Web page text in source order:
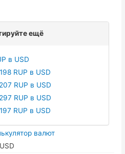
ещё
в USD
RUP в USD
RUP в USD
RUP в USD
RUP в USD
валют